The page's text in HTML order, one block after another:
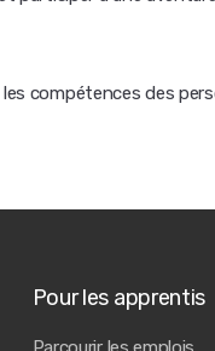
compétences des
Pour les apprentis